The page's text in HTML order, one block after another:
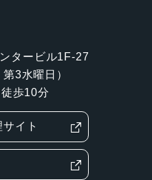
タービル1F-27
3水曜日）
歩10分
サイト